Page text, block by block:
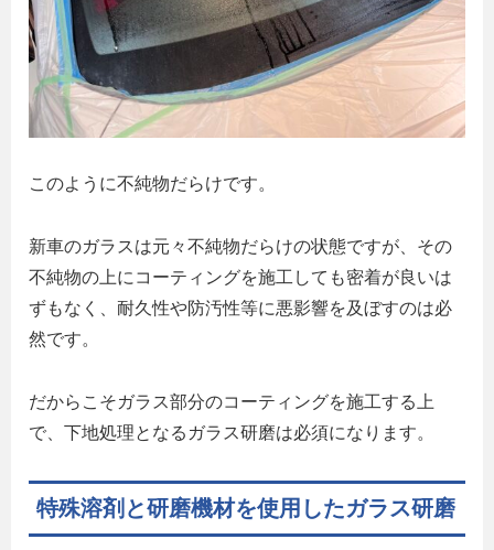
このように不純物だらけです。
新車のガラスは元々不純物だらけの状態ですが、その
不純物の上にコーティングを施工しても密着が良いは
ずもなく、耐久性や防汚性等に悪影響を及ぼすのは必
然です。
だからこそガラス部分のコーティングを施工する上
で、下地処理となるガラス研磨は必須になります。
特殊溶剤と研磨機材を使用したガラス研磨